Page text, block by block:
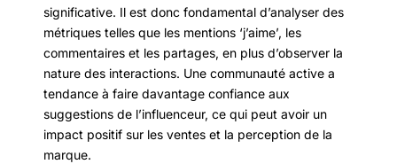
significative. Il est donc fondamental d’analyser des
métriques telles que les mentions ‘j’aime’, les
commentaires et les partages, en plus d’observer la
nature des interactions. Une communauté active a
tendance à faire davantage confiance aux
suggestions de l’influenceur, ce qui peut avoir un
impact positif sur les ventes et la perception de la
marque.